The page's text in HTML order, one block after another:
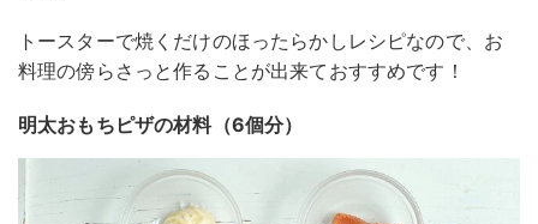
トースターで焼くだけのほったらかしレシピなので、お
料理の傍らさっと作ることが出来ておすすめです！
明太おもちピザの材料（6個分）